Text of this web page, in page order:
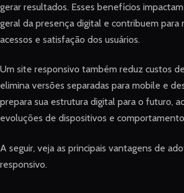
gerar resultados. Esses benefícios
geral da presença digital e contribuem para
acessos e satisfação dos usuários.
Um site responsivo também reduz custos
elimina versões separadas para mobile e
prepara sua estrutura digital para o futuro,
evoluções de dispositivos e
A seguir, veja as principais vantagens de
responsivo.